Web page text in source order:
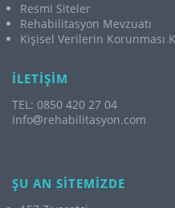
Resmi Siteler
Rehabilitasyon Mevzuatı
Kişisel Verilerin Korunması
İLETİŞİM
TEL: 0850 420 27 04
info
rehabilitasyon.com
ŞU AN SİTEMİZDE